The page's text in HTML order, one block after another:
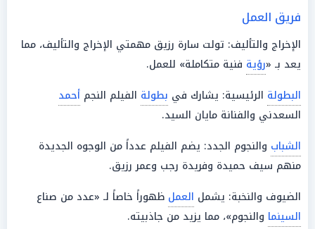
فريق العمل
الإخراج والتأليف: تولت سارة رزيق مهمتي الإخراج والتأليف، مما
يعد بـ «رؤية فنية متكاملة» للعمل.
البطولة الرئيسية: يشارك في بطولة الفيلم النجم أحمد
السعدني والفنانة مايان السيد.
الشباب والنجوم الجدد: يضم الفيلم عدداً من الوجوه الجديدة
منهم سيف حميدة وفريدة رجب وعمر رزيق.
الضيوف والنخبة: يشمل العمل ظهوراً خاصاً لـ «عدد من صناع
السينما والنجوم»، مما يزيد من جاذبيته.